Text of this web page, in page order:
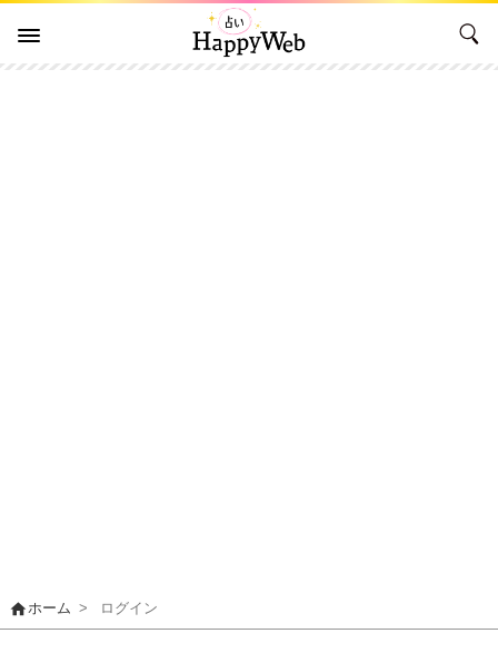
homeホーム > ログイン